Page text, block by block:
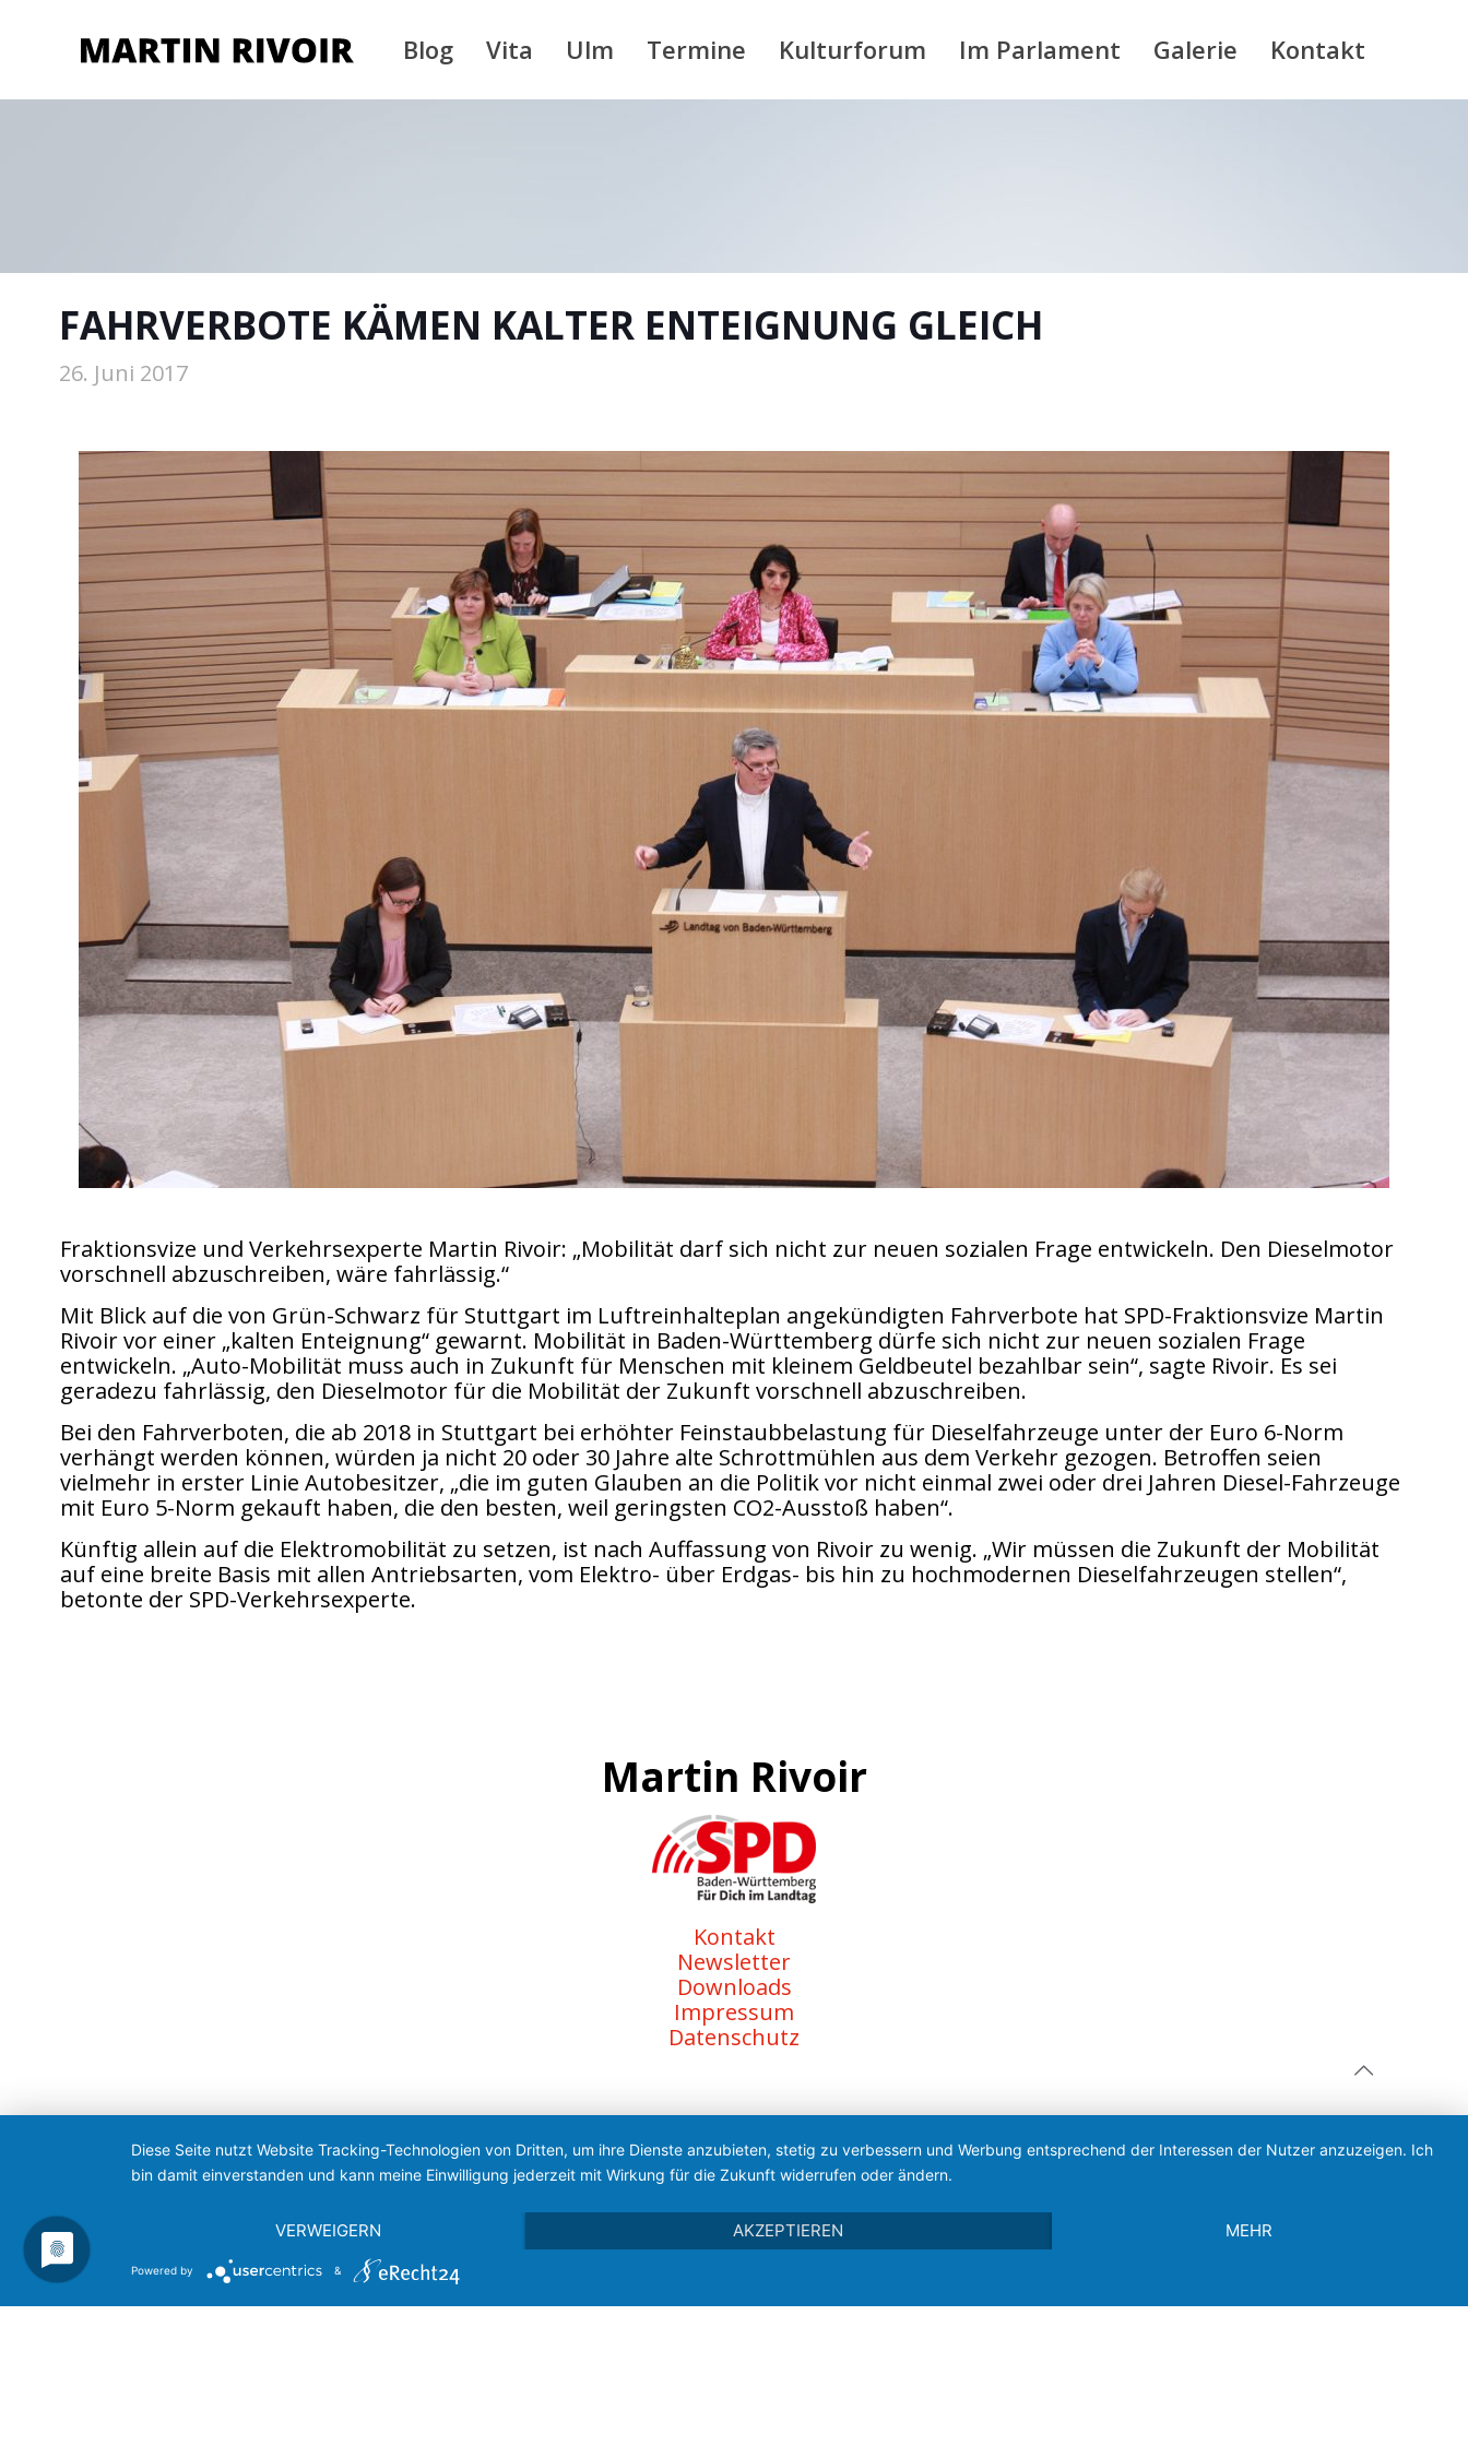
Blog Vita Ulm Termine Kulturforum Im Parlament Galerie Kontakt
FAHRVERBOTE KÄMEN KALTER ENTEIGNUNG GLEICH
26. Juni 2017
Fraktionsvize und Verkehrsexperte Martin Rivoir: „Mobilität darf sich nicht zur neuen sozialen Frage entwickeln. Den Dieselmotor
vorschnell abzuschreiben, wäre fahrlässig.“
Mit Blick auf die von Grün-Schwarz für Stuttgart im Luftreinhalteplan angekündigten Fahrverbote hat SPD-Fraktionsvize Martin
Rivoir vor einer „kalten Enteignung“ gewarnt. Mobilität in Baden-Württemberg dürfe sich nicht zur neuen sozialen Frage
entwickeln. „Auto-Mobilität muss auch in Zukunft für Menschen mit kleinem Geldbeutel bezahlbar sein“, sagte Rivoir. Es sei
geradezu fahrlässig, den Dieselmotor für die Mobilität der Zukunft vorschnell abzuschreiben.
Bei den Fahrverboten, die ab 2018 in Stuttgart bei erhöhter Feinstaubbelastung für Dieselfahrzeuge unter der Euro 6-Norm
verhängt werden können, würden ja nicht 20 oder 30 Jahre alte Schrottmühlen aus dem Verkehr gezogen. Betroffen seien
vielmehr in erster Linie Autobesitzer, „die im guten Glauben an die Politik vor nicht einmal zwei oder drei Jahren Diesel-Fahrzeuge
mit Euro 5-Norm gekauft haben, die den besten, weil geringsten CO2-Ausstoß haben“.
Künftig allein auf die Elektromobilität zu setzen, ist nach Auffassung von Rivoir zu wenig. „Wir müssen die Zukunft der Mobilität
auf eine breite Basis mit allen Antriebsarten, vom Elektro- über Erdgas- bis hin zu hochmodernen Dieselfahrzeugen stellen“,
betonte der SPD-Verkehrsexperte.
Martin Rivoir
Kontakt
Newsletter
Downloads
Impressum
Datenschutz
Diese Seite nutzt Website Tracking-Technologien von Dritten, um ihre Dienste anzubieten, stetig zu verbessern und Werbung entsprechend der Interessen der Nutzer anzuzeigen. Ich
bin damit einverstanden und kann meine Einwilligung jederzeit mit Wirkung für die Zukunft widerrufen oder ändern.
VERWEIGERN AKZEPTIEREN MEHR
Powered by &